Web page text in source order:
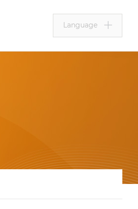
Language